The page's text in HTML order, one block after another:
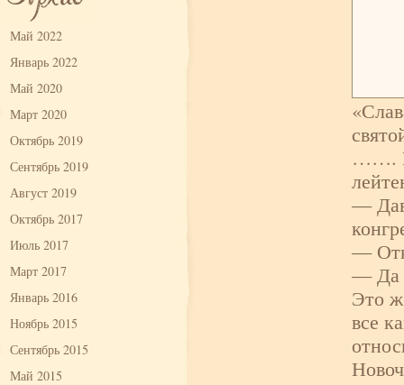
Май 2022
Январь 2022
Май 2020
Март 2020
Октябрь 2019
Сентябрь 2019
Август 2019
Октябрь 2017
Июль 2017
Март 2017
Январь 2016
Ноябрь 2015
Сентябрь 2015
Май 2015
…….
—
—
— Да
Это
все